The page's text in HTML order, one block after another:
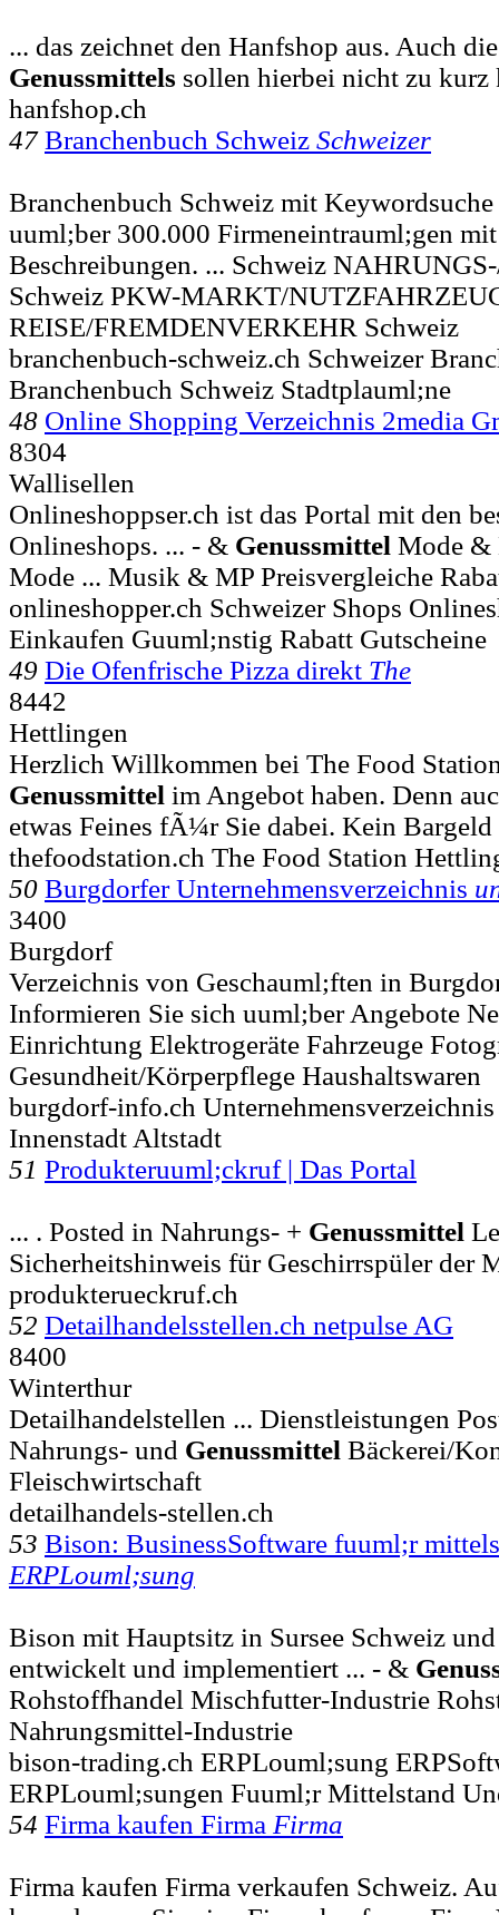
... das zeichnet den Hanfshop aus. Auch
Genussmittels sollen hierbei nicht zu kurz
hanfshop.ch
47 Branchenbuch Schweiz Schweizer
Branchenbuch Schweiz mit
uuml;ber 300.000 Firmeneintrauml;gen
Beschreibungen. ... Schweiz
Schweiz PKW-MARKT/
REISE/FREMDENVERKEHR Schweiz
branchenbuch-schweiz.ch Schweizer
Branchenbuch Schweiz Stadtplauml;ne
48 Online Shopping Verzeichnis 2media
8304
Wallisellen
Onlineshoppser.ch ist das Portal mit den
Onlineshops. ... - & Genussmittel Mode &
Mode ... Musik & MP Preisvergleiche
onlineshopper.ch Schweizer Shops
Einkaufen Guuml;nstig Rabatt Gutscheine
49 Die Ofenfrische Pizza direkt The
8442
Hettlingen
Herzlich Willkommen bei The Food
Genussmittel im Angebot haben. Denn
etwas Feines fÃ¼r Sie dabei. Kein Bargeld
thefoodstation.ch The Food Station
50 Burgdorfer Unternehmensverzeichnis
3400
Burgdorf
Verzeichnis von Geschauml;ften in
Informieren Sie sich uuml;ber Angebote
Einrichtung Elektrogeräte Fahrzeuge
Gesundheit/Körperpflege Haushaltswaren
burgdorf-info.ch
Innenstadt Altstadt
51 Produkteruuml;ckruf | Das Portal
... . Posted in Nahrungs- + Genussmittel
Sicherheitshinweis für Geschirrspüler der
produkterueckruf.ch
52 Detailhandelsstellen.ch netpulse AG
8400
Winterthur
Detailhandelstellen ... Dienstleistungen
Nahrungs- und Genussmittel Bäckerei/
Fleischwirtschaft
detailhandels-stellen.ch
53 Bison: BusinessSoftware fuuml;r
ERPLouml;sung
Bison mit Hauptsitz in Sursee Schweiz
entwickelt und implementiert ... - &
Rohstoffhandel Mischfutter-Industrie
Nahrungsmittel-Industrie
bison-trading.ch ERPLouml;sung
ERPLouml;sungen Fuuml;r Mittelstand
54 Firma kaufen Firma Firma
Firma kaufen Firma verkaufen Schweiz.